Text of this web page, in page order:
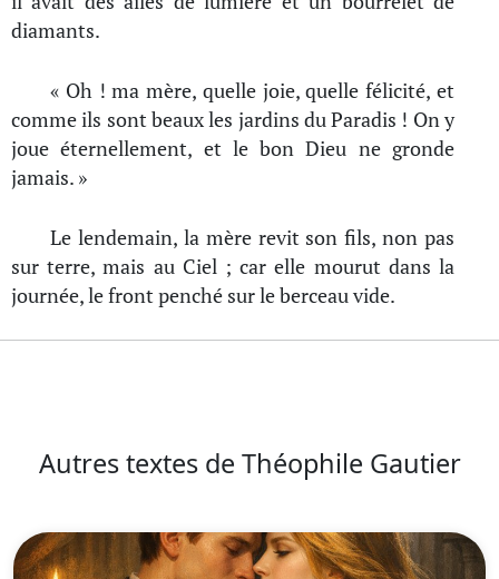
diamants.
« Oh ! ma mère, quelle joie, quelle félicité, et
comme ils sont beaux les jardins du Paradis ! On y
joue éternellement, et le bon Dieu ne gronde
jamais. »
Le lendemain, la mère revit son fils, non pas
sur terre, mais au Ciel ; car elle mourut dans la
journée, le front penché sur le berceau vide.
Autres textes de Théophile Gautier